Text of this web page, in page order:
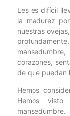
Les es difícil
la madurez
nuestras
corazones,
de que puedan
Hemos
Hemos